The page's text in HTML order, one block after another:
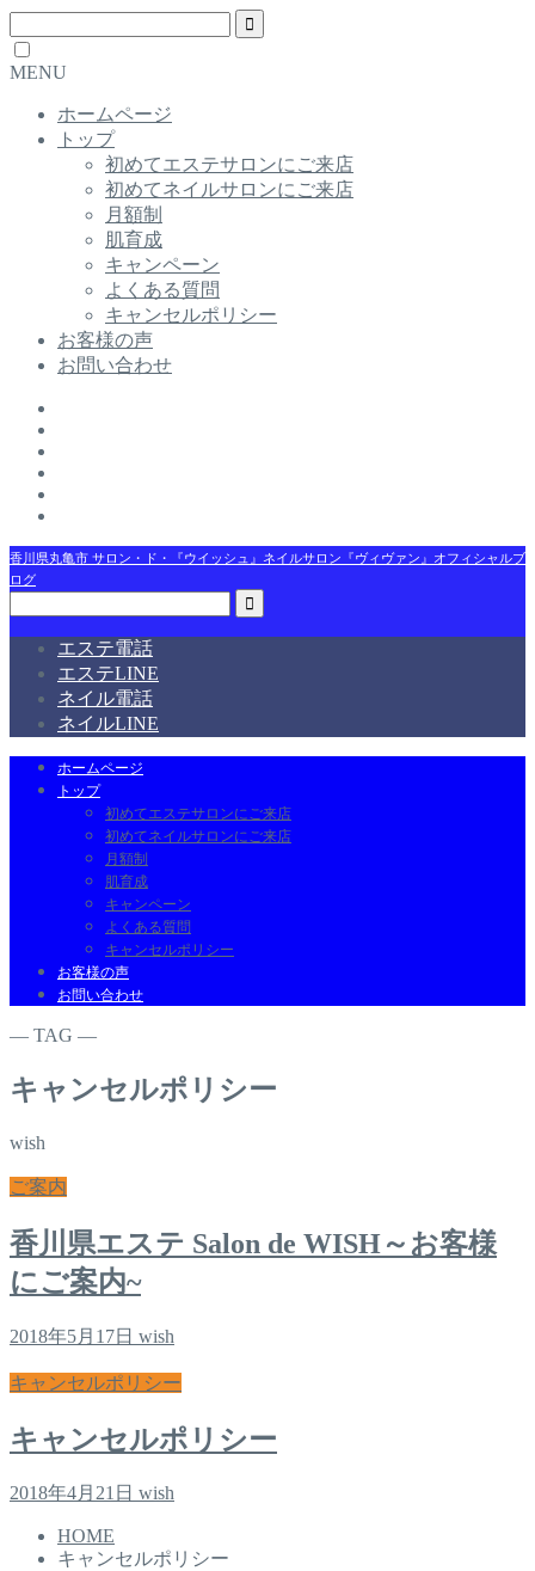
MENU
ホームページ
トップ
初めてエステサロンにご来店
初めてネイルサロンにご来店
月額制
肌育成
キャンペーン
よくある質問
キャンセルポリシー
お客様の声
お問い合わせ
香川県丸亀市 サロン・ド・『ウイッシュ』ネイルサロン『ヴィヴァン』オフィシャルブ
ログ
エステ電話
エステLINE
ネイル電話
ネイルLINE
ホームページ
トップ
初めてエステサロンにご来店
初めてネイルサロンにご来店
月額制
肌育成
キャンペーン
よくある質問
キャンセルポリシー
お客様の声
お問い合わせ
― TAG ―
キャンセルポリシー
wish
ご案内
香川県エステ Salon de WISH～お客様
にご案内~
2018年5月17日 wish
キャンセルポリシー
キャンセルポリシー
2018年4月21日 wish
HOME
キャンセルポリシー